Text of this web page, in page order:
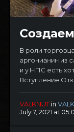
В роли
аргонианин из
и у НПС есть
Вступление
VALKNUTin
July 7, 2021 at